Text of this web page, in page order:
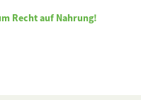
Recht auf Nahrung!